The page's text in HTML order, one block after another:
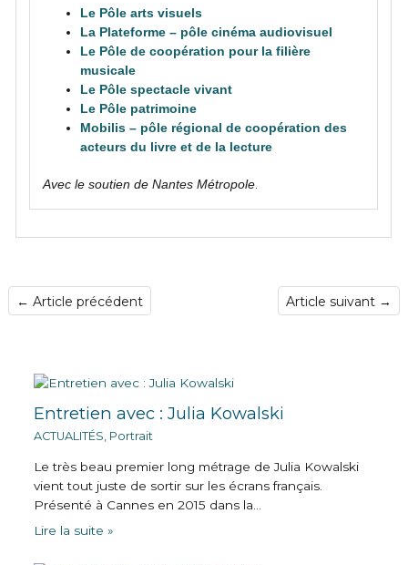
Le Pôle arts visuels
La Plateforme – pôle cinéma audiovisuel
Le Pôle de coopération pour la filière
musicale
Le Pôle spectacle vivant
Le Pôle patrimoine
Mobilis – pôle régional de coopération des
acteurs du livre et de la lecture
Avec le soutien de Nantes Métropole.
← Article précédent Article suivant →
Entretien avec : Julia Kowalski
ACTUALITÉS, Portrait
Le très beau premier long métrage de Julia Kowalski
vient tout juste de sortir sur les écrans français.
Présenté à Cannes en 2015 dans la…
Lire la suite »